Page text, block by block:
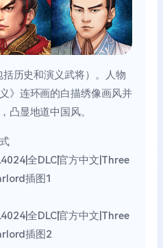
历史和演义武将）。人物
》连环画的白描绣像画风并
凸显地道中国风。